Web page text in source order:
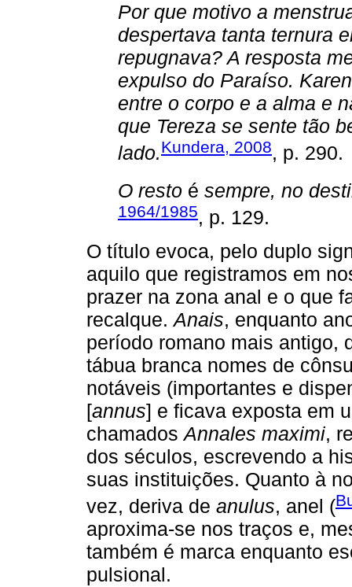
Por que motivo a
despertava tanta ternura
repugnava? A resposta
expulso do Paraíso.
entre o corpo e a alma e
que Tereza se sente tão
lado.Kundera, 2008, p. 290.
O resto é sempre, no
1964/1985, p. 129.
O título evoca, pelo duplo
aquilo que registramos em
prazer na zona anal e o que
recalque.Anais, enquanto
período romano mais antigo,
tábua branca nomes de
notáveis (importantes e
[annus] e ficava exposta em
chamadosAnnales maximi,
dos séculos, escrevendo a
suas instituições. Quanto à
vez, deriva de anulus, anel (
aproxima-se nos traços e,
também é marca enquanto
pulsional.